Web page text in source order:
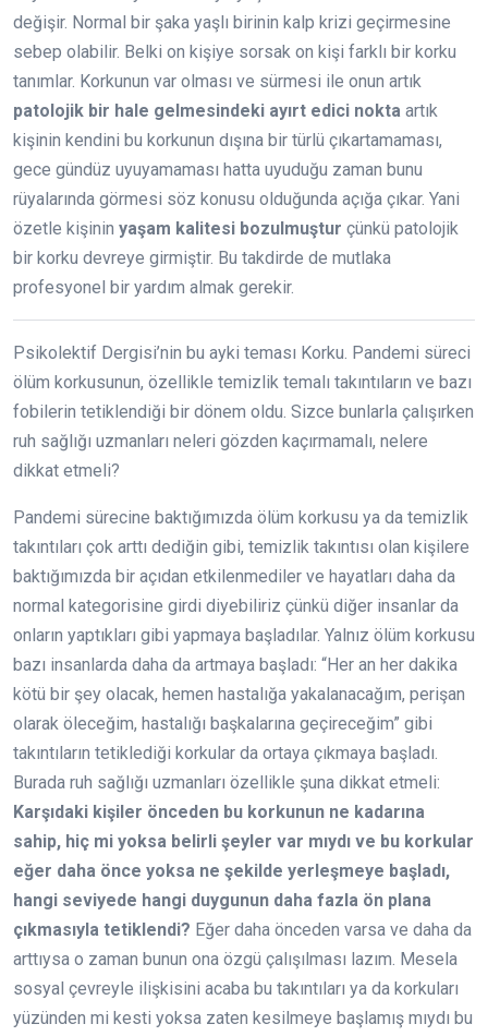
değişir. Normal bir şaka yaşlı birinin kalp krizi geçirmesine
sebep olabilir. Belki on kişiye sorsak on kişi farklı bir korku
tanımlar. Korkunun var olması ve sürmesi ile onun artık
patolojik bir hale gelmesindeki ayırt edici nokta artık
kişinin kendini bu korkunun dışına bir türlü çıkartamaması,
gece gündüz uyuyamaması hatta uyuduğu zaman bunu
rüyalarında görmesi söz konusu olduğunda açığa çıkar. Yani
özetle kişinin yaşam kalitesi bozulmuştur çünkü patolojik
bir korku devreye girmiştir. Bu takdirde de mutlaka
profesyonel bir yardım almak gerekir.
Psikolektif Dergisi’nin bu ayki teması Korku. Pandemi süreci
ölüm korkusunun, özellikle temizlik temalı takıntıların ve bazı
fobilerin tetiklendiği bir dönem oldu. Sizce bunlarla çalışırken
ruh sağlığı uzmanları neleri gözden kaçırmamalı, nelere
dikkat etmeli?
Pandemi sürecine baktığımızda ölüm korkusu ya da temizlik
takıntıları çok arttı dediğin gibi, temizlik takıntısı olan kişilere
baktığımızda bir açıdan etkilenmediler ve hayatları daha da
normal kategorisine girdi diyebiliriz çünkü diğer insanlar da
onların yaptıkları gibi yapmaya başladılar. Yalnız ölüm korkusu
bazı insanlarda daha da artmaya başladı: “Her an her dakika
kötü bir şey olacak, hemen hastalığa yakalanacağım, perişan
olarak öleceğim, hastalığı başkalarına geçireceğim” gibi
takıntıların tetiklediği korkular da ortaya çıkmaya başladı.
Burada ruh sağlığı uzmanları özellikle şuna dikkat etmeli:
Karşıdaki kişiler önceden bu korkunun ne kadarına
sahip, hiç mi yoksa belirli şeyler var mıydı ve bu korkular
eğer daha önce yoksa ne şekilde yerleşmeye başladı,
hangi seviyede hangi duygunun daha fazla ön plana
çıkmasıyla tetiklendi? Eğer daha önceden varsa ve daha da
arttıysa o zaman bunun ona özgü çalışılması lazım. Mesela
sosyal çevreyle ilişkisini acaba bu takıntıları ya da korkuları
yüzünden mi kesti yoksa zaten kesilmeye başlamış mıydı bu